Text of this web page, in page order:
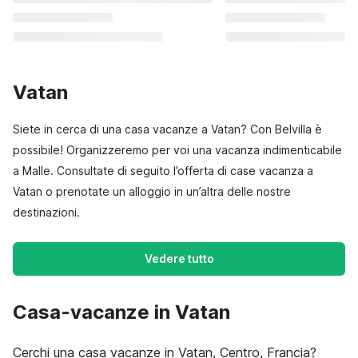
Vatan
Siete in cerca di una casa vacanze a Vatan? Con Belvilla è
possibile! Organizzeremo per voi una vacanza indimenticabile
a Malle. Consultate di seguito l’offerta di case vacanza a
Vatan o prenotate un alloggio in un’altra delle nostre
destinazioni.
Vedere tutto
Casa-vacanze in Vatan
Cerchi una casa vacanze in Vatan, Centro, Francia?